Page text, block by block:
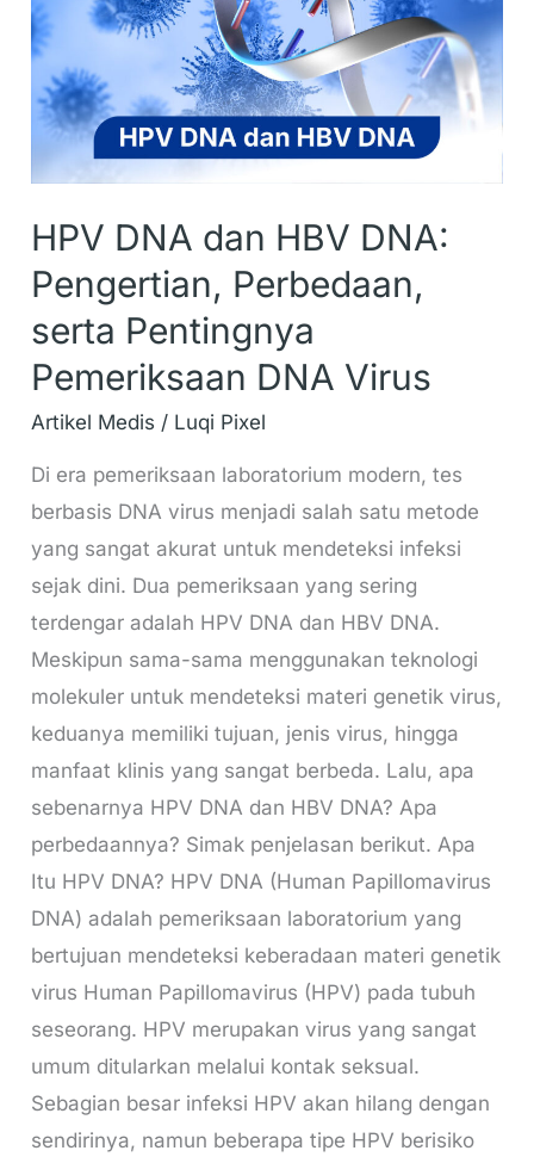
HPV DNA dan HBV DNA:
Pengertian, Perbedaan,
serta Pentingnya
Pemeriksaan DNA Virus
Artikel Medis / Luqi Pixel
Di era pemeriksaan laboratorium modern, tes
berbasis DNA virus menjadi salah satu metode
yang sangat akurat untuk mendeteksi infeksi
sejak dini. Dua pemeriksaan yang sering
terdengar adalah HPV DNA dan HBV DNA.
Meskipun sama-sama menggunakan teknologi
molekuler untuk mendeteksi materi genetik virus,
keduanya memiliki tujuan, jenis virus, hingga
manfaat klinis yang sangat berbeda. Lalu, apa
sebenarnya HPV DNA dan HBV DNA? Apa
perbedaannya? Simak penjelasan berikut. Apa
Itu HPV DNA? HPV DNA (Human Papillomavirus
DNA) adalah pemeriksaan laboratorium yang
bertujuan mendeteksi keberadaan materi genetik
virus Human Papillomavirus (HPV) pada tubuh
seseorang. HPV merupakan virus yang sangat
umum ditularkan melalui kontak seksual.
Sebagian besar infeksi HPV akan hilang dengan
sendirinya, namun beberapa tipe HPV berisiko
DNA:
Pengertian,
Perbedaan,
serta
Pentingnya
Pemeriksaan
DNA
Virus